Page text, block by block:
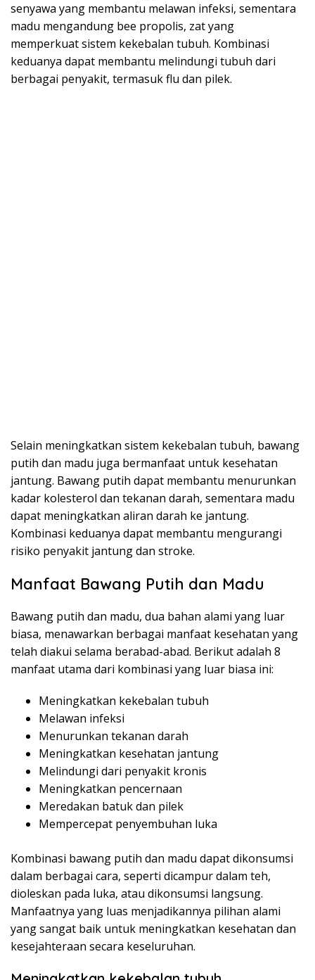
senyawa yang membantu melawan infeksi, sementara
madu mengandung bee propolis, zat yang
memperkuat sistem kekebalan tubuh. Kombinasi
keduanya dapat membantu melindungi tubuh dari
berbagai penyakit, termasuk flu dan pilek.
Selain meningkatkan sistem kekebalan tubuh, bawang
putih dan madu juga bermanfaat untuk kesehatan
jantung. Bawang putih dapat membantu menurunkan
kadar kolesterol dan tekanan darah, sementara madu
dapat meningkatkan aliran darah ke jantung.
Kombinasi keduanya dapat membantu mengurangi
risiko penyakit jantung dan stroke.
Manfaat Bawang Putih dan Madu
Bawang putih dan madu, dua bahan alami yang luar
biasa, menawarkan berbagai manfaat kesehatan yang
telah diakui selama berabad-abad. Berikut adalah 8
manfaat utama dari kombinasi yang luar biasa ini:
Meningkatkan kekebalan tubuh
Melawan infeksi
Menurunkan tekanan darah
Meningkatkan kesehatan jantung
Melindungi dari penyakit kronis
Meningkatkan pencernaan
Meredakan batuk dan pilek
Mempercepat penyembuhan luka
Kombinasi bawang putih dan madu dapat dikonsumsi
dalam berbagai cara, seperti dicampur dalam teh,
dioleskan pada luka, atau dikonsumsi langsung.
Manfaatnya yang luas menjadikannya pilihan alami
yang sangat baik untuk meningkatkan kesehatan dan
kesejahteraan secara keseluruhan.